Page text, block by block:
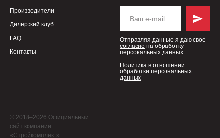
Производители
Дилерский клуб
FAQ
Контакты
Отправляя данные я даю свое
согласие на обработку
персональных данных
Политика в отношении
обработки персональных
данных
© 2018–2026 Официальный
сайт компании
«Стройкомплект»